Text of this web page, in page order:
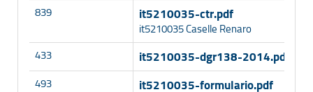
839 it5210035-ctr.pdf
it5210035 Caselle Renaro
433 it5210035-dgr138-2014.pdf
493 it5210035-formulario.pdf